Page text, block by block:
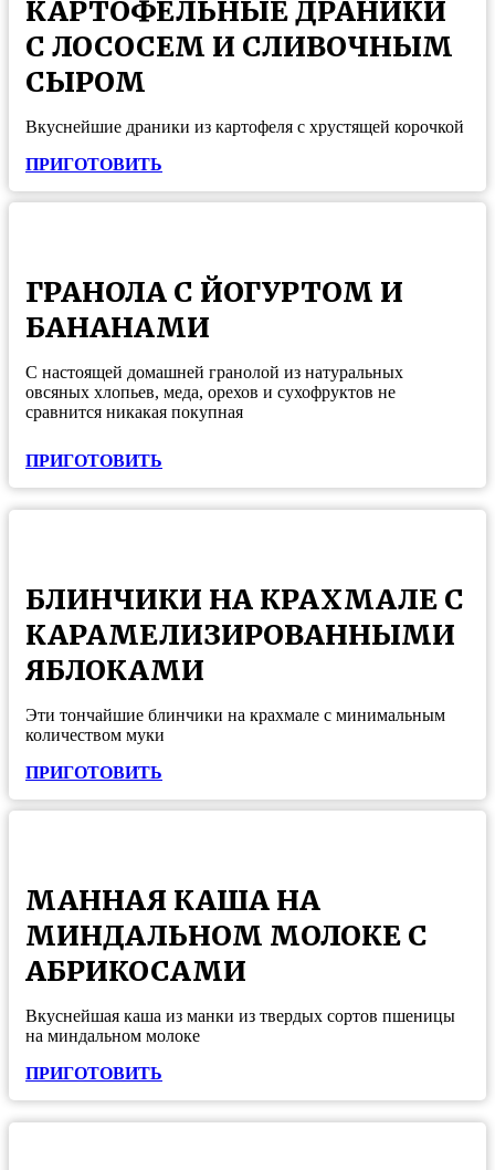
КАРТОФЕЛЬНЫЕ ДРАНИКИ
С ЛОСОСЕМ И СЛИВОЧНЫМ
СЫРОМ
Вкуснейшие драники из картофеля с хрустящей корочкой
ПРИГОТОВИТЬ
ГРАНОЛА С ЙОГУРТОМ И
БАНАНАМИ
С настоящей домашней гранолой из натуральных
овсяных хлопьев, меда, орехов и сухофруктов не
сравнится никакая покупная
ПРИГОТОВИТЬ
БЛИНЧИКИ НА КРАХМАЛЕ С
КАРАМЕЛИЗИРОВАННЫМИ
ЯБЛОКАМИ
Эти тончайшие блинчики на крахмале с минимальным
количеством муки
ПРИГОТОВИТЬ
МАННАЯ КАША НА
МИНДАЛЬНОМ МОЛОКЕ С
АБРИКОСАМИ
Вкуснейшая каша из манки из твердых сортов пшеницы
на миндальном молоке
ПРИГОТОВИТЬ